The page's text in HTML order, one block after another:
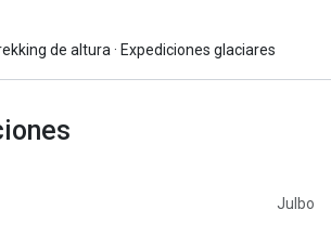
de altura · Expediciones glaciares
Julbo